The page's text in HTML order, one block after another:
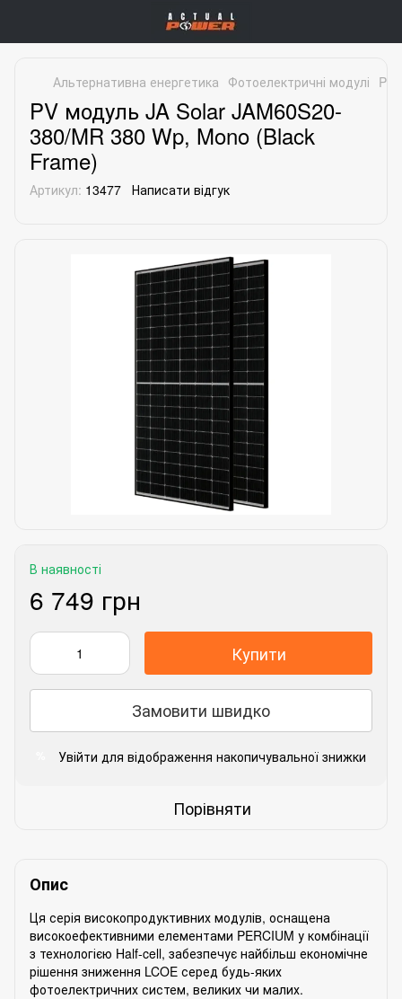
Альтернативна енергетика Фотоелектричні модулі PV
PV модуль JA Solar JAM60S20-
380/MR 380 Wp, Mono (Black
Frame)
Артикул: 13477 Написати відгук
В наявності
6 749 грн
Купити
Замовити швидко
Увійти для відображення накопичувальної знижки
Порівняти
Опис
Ця серія високопродуктивних модулів, оснащена
високоефективними елементами PERCIUM у комбінації
з технологією Half-cell, забезпечує найбільш економічне
рішення зниження LCOE серед будь-яких
фотоелектричних систем, великих чи малих.